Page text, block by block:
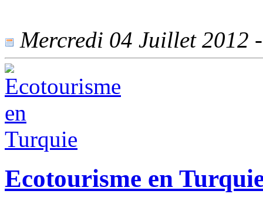
Mercredi 04 Juillet 2012
Ecotourisme en